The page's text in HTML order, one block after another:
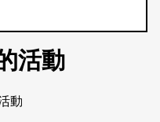
活動
動